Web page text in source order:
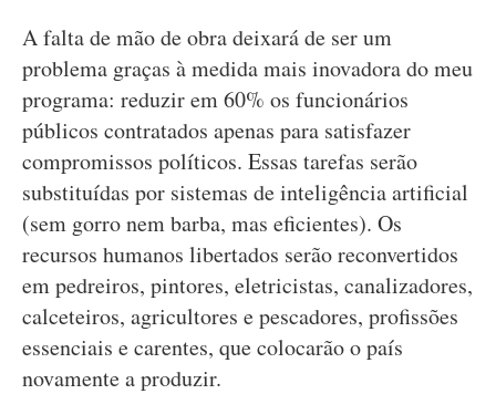
A falta de mão de obra deixará de ser um
problema graças à medida mais inovadora do meu
programa: reduzir em 60% os funcionários
públicos contratados apenas para satisfazer
compromissos políticos. Essas tarefas serão
substituídas por sistemas de inteligência artificial
(sem gorro nem barba, mas eficientes). Os
recursos humanos libertados serão reconvertidos
em pedreiros, pintores, eletricistas, canalizadores,
calceteiros, agricultores e pescadores, profissões
essenciais e carentes, que colocarão o país
novamente a produzir.